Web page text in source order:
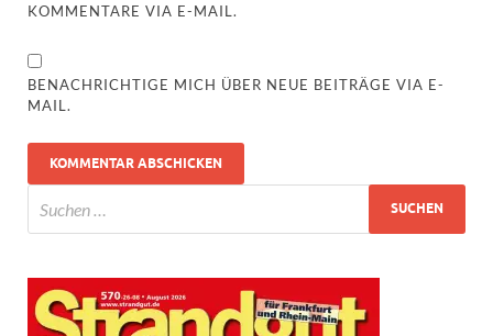
KOMMENTARE VIA E-MAIL.
BENACHRICHTIGE MICH ÜBER NEUE BEITRÄGE VIA E-
MAIL.